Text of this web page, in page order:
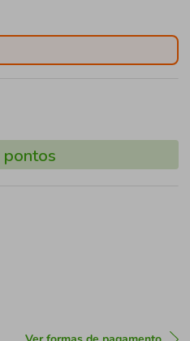
pontos